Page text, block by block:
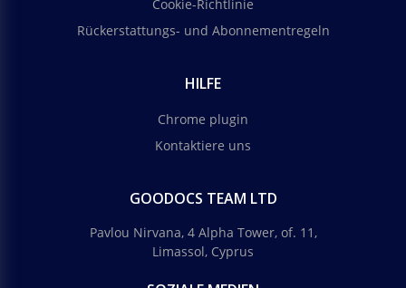
Cookie-Richtlinie
Rückerstattungs- und Abonnementregeln
HILFE
Chrome plugin
Kontaktiere uns
GOODOCS TEAM LTD
Pavlou Nirvana, 4 Alpha Tower, of. 11,
Limassol, Cyprus